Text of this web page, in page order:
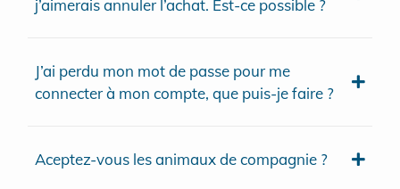
j’aimerais annuler l’achat. Est-ce possible ?
J’ai perdu mon mot de passe pour me
connecter à mon compte, que puis-je faire ?
Aceptez-vous les animaux de compagnie ?